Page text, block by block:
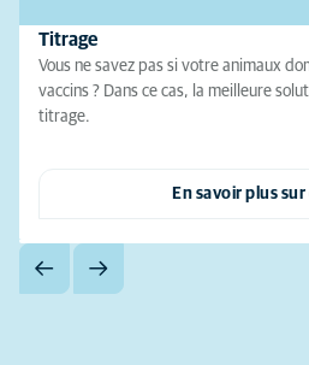
Titrage
Vous ne savez pas si votre animaux
vaccins ? Dans ce cas, la meilleure
titrage.
En savoir plus sur